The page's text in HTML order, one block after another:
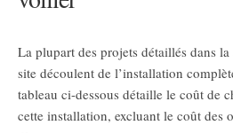
La plupart des projets détaillés dans
site découlent de l’installation
tableau ci-dessous détaille le coût de
cette installation, excluant le coût des